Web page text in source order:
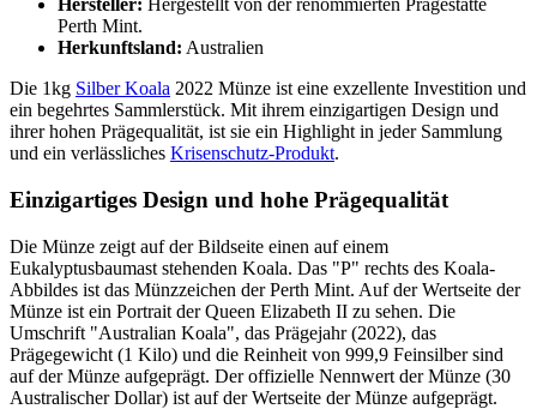
Hersteller: Hergestellt von der renommierten Prägestätte
Perth Mint.
Herkunftsland: Australien
Die 1kg Silber Koala 2022 Münze ist eine exzellente Investition und
ein begehrtes Sammlerstück. Mit ihrem einzigartigen Design und
ihrer hohen Prägequalität, ist sie ein Highlight in jeder Sammlung
und ein verlässliches Krisenschutz-Produkt.
Einzigartiges Design und hohe Prägequalität
Die Münze zeigt auf der Bildseite einen auf einem
Eukalyptusbaumast stehenden Koala. Das "P" rechts des Koala-
Abbildes ist das Münzzeichen der Perth Mint. Auf der Wertseite der
Münze ist ein Portrait der Queen Elizabeth II zu sehen. Die
Umschrift "Australian Koala", das Prägejahr (2022), das
Prägegewicht (1 Kilo) und die Reinheit von 999,9 Feinsilber sind
auf der Münze aufgeprägt. Der offizielle Nennwert der Münze (30
Australischer Dollar) ist auf der Wertseite der Münze aufgeprägt.